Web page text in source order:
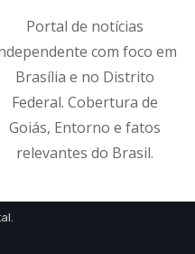
Portal de notícias
com foco em
Brasília e no Distrito
Federal. Cobertura de
Goiás, Entorno e fatos
relevantes do Brasil.